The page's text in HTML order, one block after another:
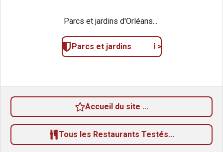
Parcs et jardins d'Orléans...
Parcs et jardins ℹ️ >
Accueil du site ...
Tous les Restaurants Testés...